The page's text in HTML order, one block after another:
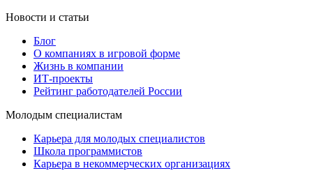
Новости и статьи
Блог
О компаниях в игровой форме
Жизнь в компании
ИТ-проекты
Рейтинг работодателей России
Молодым специалистам
Карьера для молодых специалистов
Школа программистов
Карьера в некоммерческих организациях